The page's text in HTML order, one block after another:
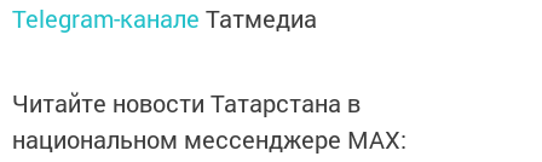
Telegram-канале Татмедиа
Читайте новости Татарстана в
национальном мессенджере MАХ: